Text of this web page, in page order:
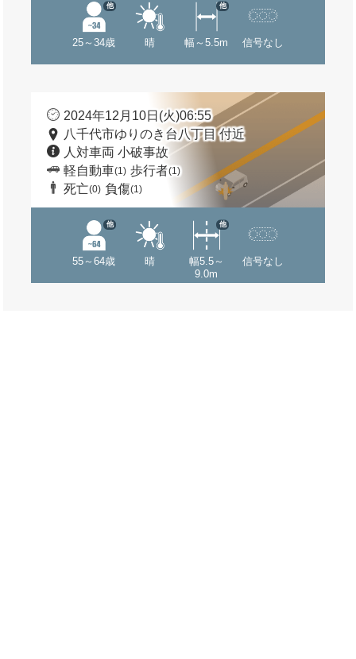
25～34歳
他
晴 幅～5.5m
他
信号なし
2024年12月10日(火)06:55
八千代市ゆりのき台八丁目 付近
人対車両 小破事故
軽自動車(1) 歩行者(1)
死亡(0) 負傷(1)
55～64歳
他
晴
幅5.5～
9.0m
他
信号なし